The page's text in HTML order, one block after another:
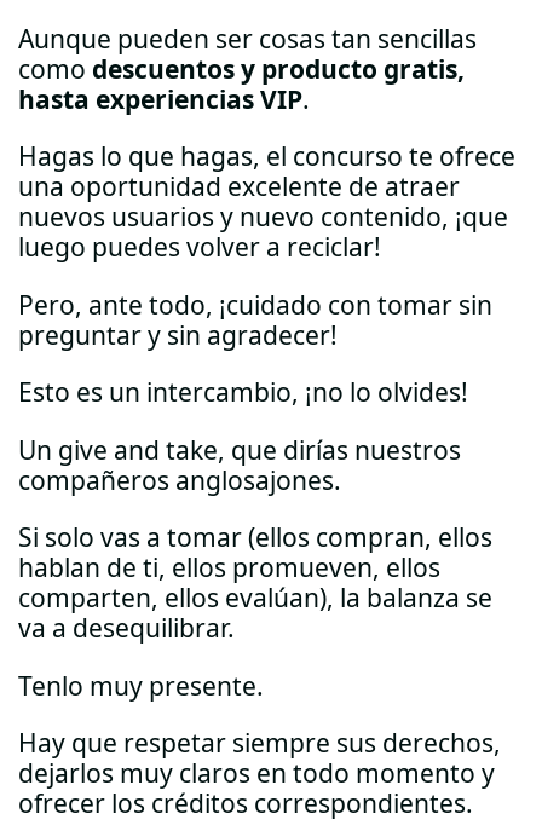
Aunque pueden ser cosas tan sencillas
como descuentos y producto gratis,
hasta experiencias VIP.
Hagas lo que hagas, el concurso te ofrece
una oportunidad excelente de atraer
nuevos usuarios y nuevo contenido, ¡que
luego puedes volver a reciclar!
Pero, ante todo, ¡cuidado con tomar sin
preguntar y sin agradecer!
Esto es un intercambio, ¡no lo olvides!
Un give and take, que dirías nuestros
compañeros anglosajones.
Si solo vas a tomar (ellos compran, ellos
hablan de ti, ellos promueven, ellos
comparten, ellos evalúan), la balanza se
va a desequilibrar.
Tenlo muy presente.
Hay que respetar siempre sus derechos,
dejarlos muy claros en todo momento y
ofrecer los créditos correspondientes.